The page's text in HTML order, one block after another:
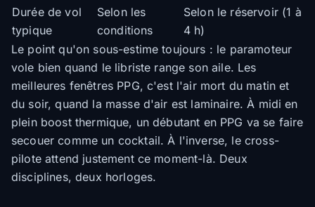
Durée de vol
typique
Selon les
conditions
Selon le réservoir (1 à
4 h)
Le point qu'on sous-estime toujours : le paramoteur
vole bien quand le libriste range son aile. Les
meilleures fenêtres PPG, c'est l'air mort du matin et
du soir, quand la masse d'air est laminaire. À midi en
plein boost thermique, un débutant en PPG va se faire
secouer comme un cocktail. À l'inverse, le cross-
pilote attend justement ce moment-là. Deux
disciplines, deux horloges.